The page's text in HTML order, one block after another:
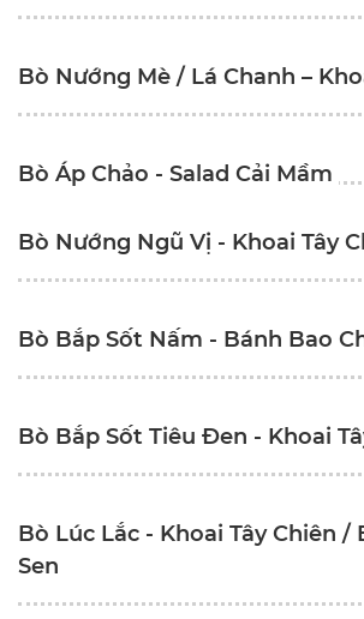
Bò Nướng Mè / Lá Chanh –
Bò Áp Chảo - Salad Cải Mầm
Bò Nướng Ngũ Vị - Khoai Tây
Bò Bắp Sốt Nấm - Bánh Bao
Bò Bắp Sốt Tiêu Đen - Khoai
Bò Lúc Lắc - Khoai Tây Chiên
Sen